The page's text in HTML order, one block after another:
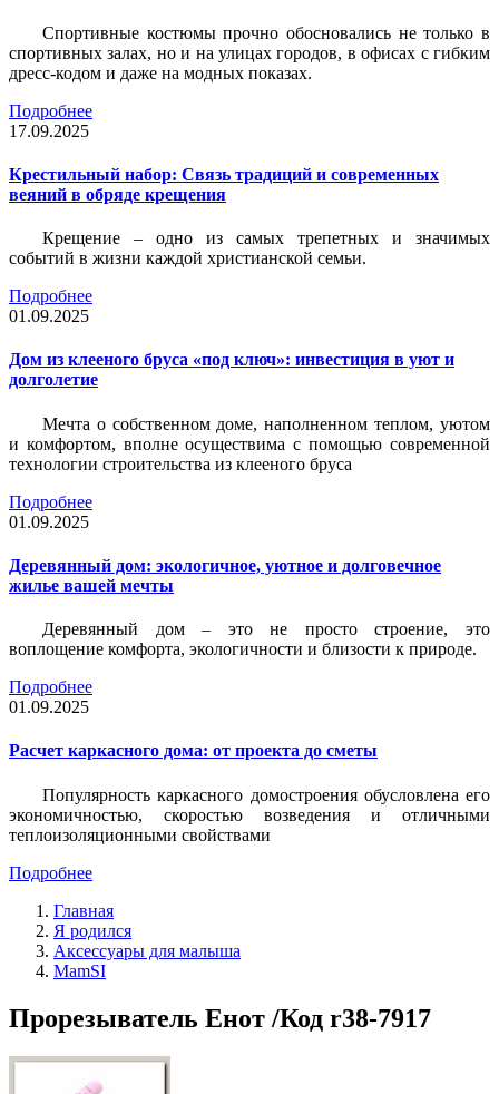
Спортивные костюмы прочно обосновались не только в
спортивных залах, но и на улицах городов, в офисах с гибким
дресс-кодом и даже на модных показах.
Подробнее
17.09.2025
Крестильный набор: Связь традиций и современных
веяний в обряде крещения
Крещение – одно из самых трепетных и значимых
событий в жизни каждой христианской семьи.
Подробнее
01.09.2025
Дом из клееного бруса «под ключ»: инвестиция в уют и
долголетие
Мечта о собственном доме, наполненном теплом, уютом
и комфортом, вполне осуществима с помощью современной
технологии строительства из клееного бруса
Подробнее
01.09.2025
Деревянный дом: экологичное, уютное и долговечное
жилье вашей мечты
Деревянный дом – это не просто строение, это
воплощение комфорта, экологичности и близости к природе.
Подробнее
01.09.2025
Расчет каркасного дома: от проекта до сметы
Популярность каркасного домостроения обусловлена его
экономичностью, скоростью возведения и отличными
теплоизоляционными свойствами
Подробнее
Главная
Я родился
Аксессуары для малыша
MamSI
Прорезыватель Енот /Код r38-7917